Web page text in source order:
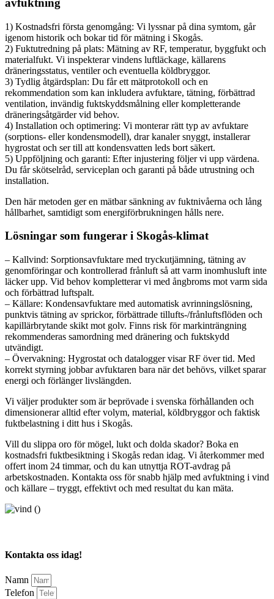
avfuktning
1) Kostnadsfri första genomgång: Vi lyssnar på dina symtom, går
igenom historik och bokar tid för mätning i Skogås.
2) Fuktutredning på plats: Mätning av RF, temperatur, byggfukt och
materialfukt. Vi inspekterar vindens luftläckage, källarens
dräneringsstatus, ventiler och eventuella köldbryggor.
3) Tydlig åtgärdsplan: Du får ett mätprotokoll och en
rekommendation som kan inkludera avfuktare, tätning, förbättrad
ventilation, invändig fuktskyddsmålning eller kompletterande
dräneringsåtgärder vid behov.
4) Installation och optimering: Vi monterar rätt typ av avfuktare
(sorptions- eller kondensmodell), drar kanaler snyggt, installerar
hygrostat och ser till att kondensvatten leds bort säkert.
5) Uppföljning och garanti: Efter injustering följer vi upp värdena.
Du får skötselråd, serviceplan och garanti på både utrustning och
installation.
Den här metoden ger en mätbar sänkning av fuktnivåerna och lång
hållbarhet, samtidigt som energiförbrukningen hålls nere.
Lösningar som fungerar i Skogås-klimat
– Kallvind: Sorptionsavfuktare med tryckutjämning, tätning av
genomföringar och kontrollerad frånluft så att varm inomhusluft inte
läcker upp. Vid behov kompletterar vi med ångbroms mot varm sida
och förbättrad luftspalt.
– Källare: Kondensavfuktare med automatisk avrinningslösning,
punktvis tätning av sprickor, förbättrade tillufts-/frånluftsflöden och
kapillärbrytande skikt mot golv. Finns risk för markinträngning
rekommenderas samordning med dränering och fuktskydd
utvändigt.
– Övervakning: Hygrostat och datalogger visar RF över tid. Med
korrekt styrning jobbar avfuktaren bara när det behövs, vilket sparar
energi och förlänger livslängden.
Vi väljer produkter som är beprövade i svenska förhållanden och
dimensionerar alltid efter volym, material, köldbryggor och faktisk
fuktbelastning i ditt hus i Skogås.
Vill du slippa oro för mögel, lukt och dolda skador? Boka en
kostnadsfri fuktbesiktning i Skogås redan idag. Vi återkommer med
offert inom 24 timmar, och du kan utnyttja ROT-avdrag på
arbetskostnaden. Kontakta oss för snabb hjälp med avfuktning i vind
och källare – tryggt, effektivt och med resultat du kan mäta.
Kontakta oss idag!
Namn
Telefon